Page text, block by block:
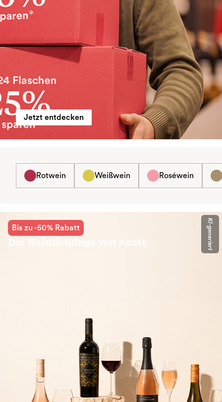
Jetzt entdecken
Rotwein Weißwein Roséwein
Bis zu -50% Rabatt
Die Weinlieblinge von heute KI-generiert